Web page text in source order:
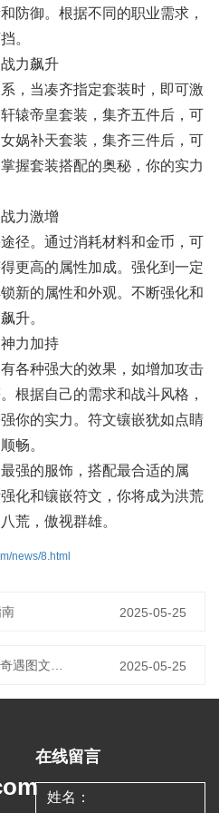
防御。根据不同的职业需求，
。
力飙升
，当凑齐指定套装时，即可激
辕帝皇套装，集齐五件后，可
娲补天套装，集齐三件后，可
握套装搭配的奥秘，你的实力
力激增
径。通过消耗材料和金币，可
更高的属性加成。强化到一定
新的属性和外观。不断强化和
升。
力加持
各种强大的效果，如增加攻击
根据自己的需求和战斗风格，
你的实力。符文镶嵌犹如点睛
畅。
强的服饰，搭配最合适的属
化和镶嵌符文，你将成为洪荒
荒，傲视群雄。
news/8.html
2025-05-25
2025-05-25
在线留言